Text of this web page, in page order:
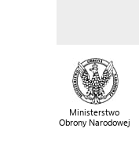
Ministerstwo
Obrony Narodowej